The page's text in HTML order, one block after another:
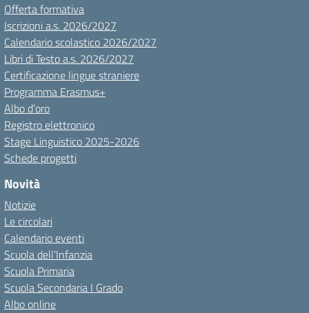
Offerta formativa
Iscrizioni a.s. 2026/2027
Calendario scolastico 2026/2027
Libri di Testo a.s. 2026/2027
Certificazione lingue straniere
Programma Erasmus+
Albo d’oro
Registro elettronico
Stage Linguistico 2025-2026
Schede progetti
Novità
Notizie
Le circolari
Calendario eventi
Scuola dell’Infanzia
Scuola Primaria
Scuola Secondaria I Grado
Albo online